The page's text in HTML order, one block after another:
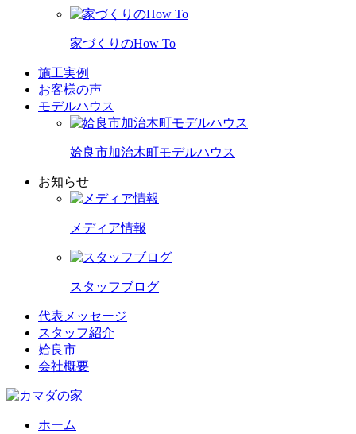
家づくりのHow To
施工実例
お客様の声
モデルハウス
姶良市加治木町モデルハウス
お知らせ
メディア情報
スタッフブログ
代表メッセージ
スタッフ紹介
姶良市
会社概要
ホーム